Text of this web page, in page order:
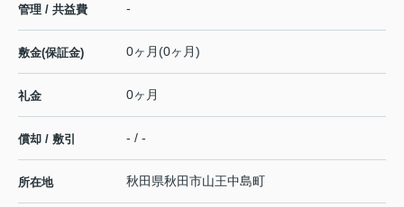
管理 / 共益費 -
敷金(保証金) 0ヶ月(0ヶ月)
礼金 0ヶ月
償却 / 敷引 - / -
所在地 秋田県秋田市山王中島町